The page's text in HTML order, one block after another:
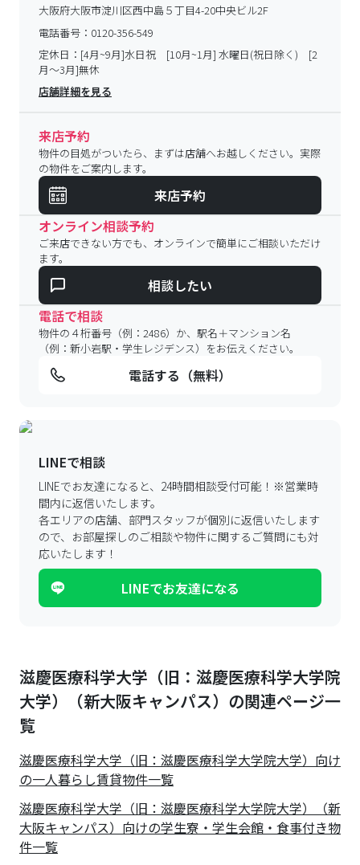
大阪府大阪市淀川区西中島５丁目4-20中央ビル2F
電話番号： 0120-356-549
定休日： [4月~9月]水日祝 [10月~1月] 水曜日(祝日除く) [2
月～3月]無休
店舗詳細を見る
来店予約
物件の目処がついたら、まずは店舗へお越しください。実際
の物件をご案内します。
来店予約
オンライン相談予約
ご来店できない方でも、オンラインで簡単にご相談いただけ
ます。
相談したい
電話で相談
物件の４桁番号（例：2486）か、駅名＋マンション名
（例：新小岩駅・学生レジデンス）をお伝えください。
電話する（無料）
LINEで相談
LINEでお友達になると、24時間相談受付可能！ ※営業時
間内に返信いたします。
各エリアの店舗、部門スタッフが個別に返信いたします
ので、 お部屋探しのご相談や物件に関するご質問にも対
応いたします！
LINEでお友達になる
滋慶医療科学大学（旧：滋慶医療科学大学院
大学）（新大阪キャンパス）の関連ページ一
覧
滋慶医療科学大学（旧：滋慶医療科学大学院大学） 向け
の一人暮らし賃貸物件一覧
滋慶医療科学大学（旧：滋慶医療科学大学院大学）（新
大阪キャンパス）向けの学生寮・学生会館・食事付き物
件一覧